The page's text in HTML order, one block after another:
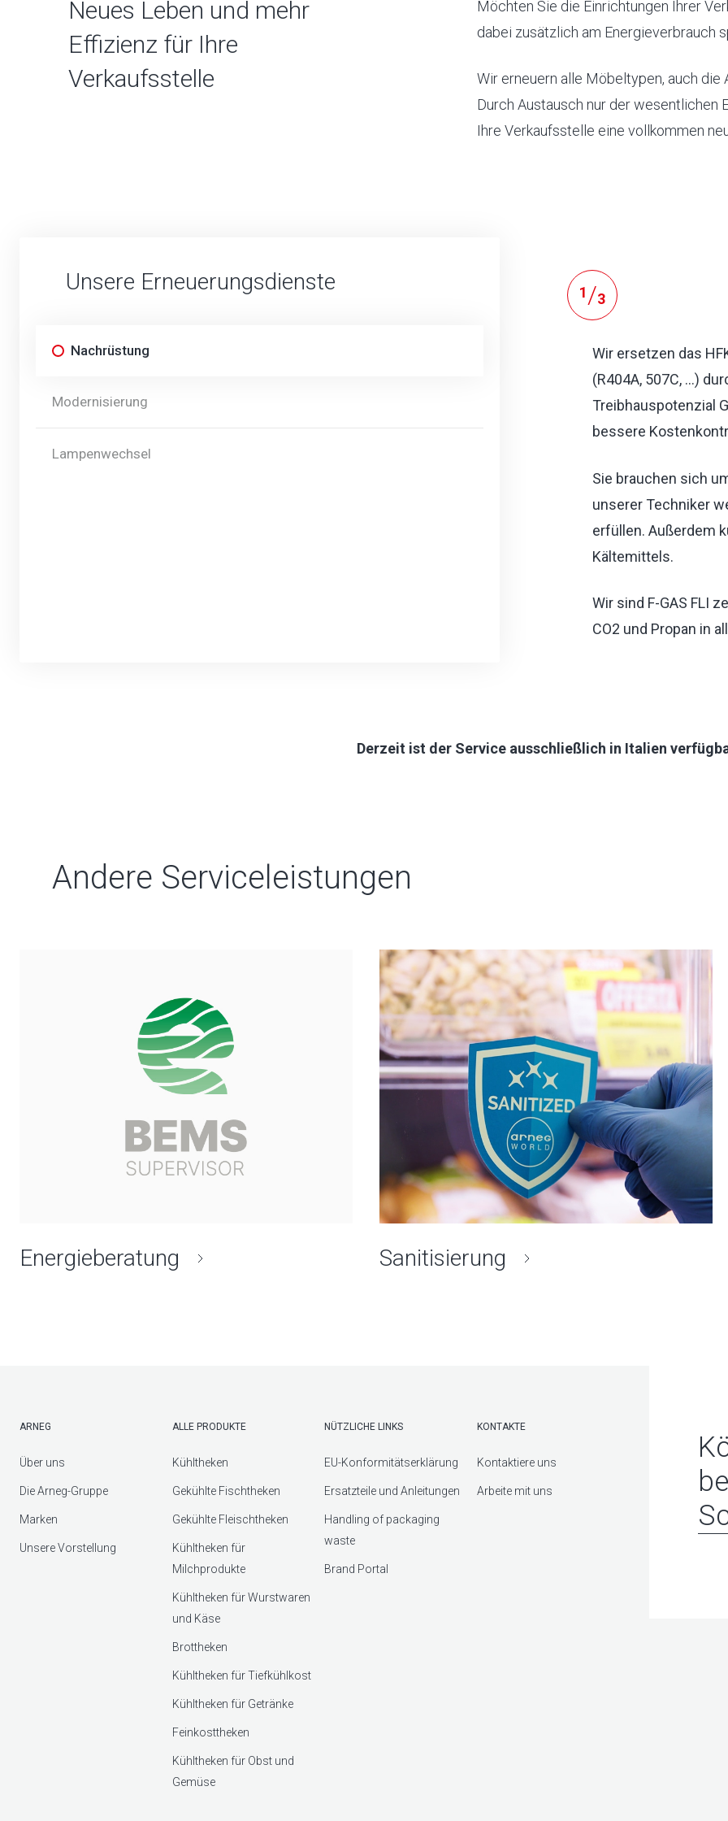
Neues Leben und mehr
Effizienz für Ihre
Verkaufsstelle
Möchten Sie die Einrichtungen Ihrer
dabei zusätzlich am Energieverbrauch
Wir erneuern alle Möbeltypen, auch die
Durch Austausch nur der wesentlichen
Ihre Verkaufsstelle eine vollkommen
Unsere Erneuerungsdienste
Nachrüstung
Modernisierung
Lampenwechsel
1/3
Wir ersetzen das
(R404A, 507C, ...)
Treibhauspotenzial
bessere
Sie brauchen sich
unserer Techniker
erfüllen. Außerdem
Kältemittels.
Wir sind F-GAS FLI
CO2 und Propan in
Derzeit ist der Service ausschließlich in Italien
Andere Serviceleistungen
Energieberatung Sanitisierung
ARNEG
Über uns
Die Arneg-Gruppe
Marken
Unsere Vorstellung
ALLE PRODUKTE
Kühltheken
Gekühlte Fischtheken
Gekühlte Fleischtheken
Kühltheken für
Milchprodukte
Kühltheken für Wurstwaren
und Käse
Brottheken
Kühltheken für Tiefkühlkost
Kühltheken für Getränke
Feinkosttheken
Kühltheken für Obst und
Gemüse
NÜTZLICHE LINKS
EU-Konformitätserklärung
Ersatzteile und Anleitungen
Handling of packaging
waste
Brand Portal
KONTAKTE
Kontaktiere uns
Arbeite mit uns